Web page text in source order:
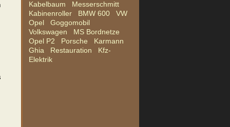
Kabelbaum
Messerschmitt
Kabinenroller
BMW 600
VW
Opel
Goggomobil
Volkswagen
MS Bordnetze
Opel P2
Porsche
Karmann
Ghia
Restauration
Kfz-
Elektrik